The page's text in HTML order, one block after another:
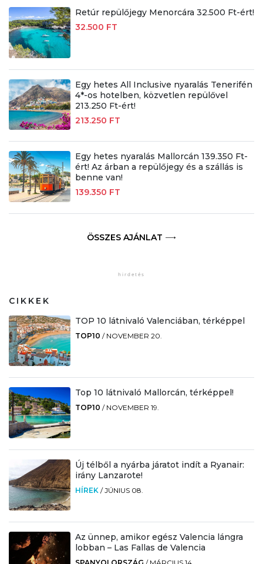
Retúr repülőjegy Menorcára 32.500 Ft-ért!
32.500 FT
Egy hetes All Inclusive nyaralás Tenerifén
4*-os hotelben, közvetlen repülővel
213.250 Ft-ért!
213.250 FT
Egy hetes nyaralás Mallorcán 139.350 Ft-
ért! Az árban a repülőjegy és a szállás is
benne van!
139.350 FT
ÖSSZES AJÁNLAT
CIKKEK
TOP 10 látnivaló Valenciában, térképpel
TOP10 / NOVEMBER 20.
Top 10 látnivaló Mallorcán, térképpel!
TOP10 / NOVEMBER 19.
Új télből a nyárba járatot indít a Ryanair:
irány Lanzarote!
HÍREK /JÚNIUS 08.
Az ünnep, amikor egész Valencia lángra
lobban – Las Fallas de Valencia